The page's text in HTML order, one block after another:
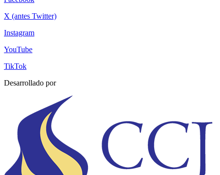
X (antes Twitter)
Instagram
YouTube
TikTok
Desarrollado por